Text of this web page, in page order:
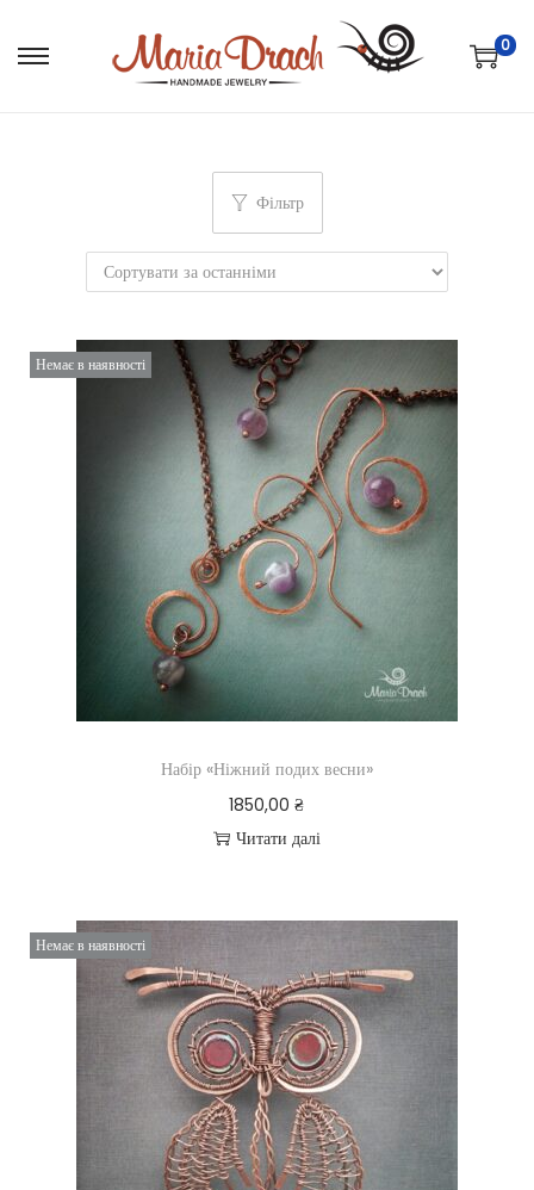
0
Фільтр
Немає в наявності
Набір «Ніжний подих весни»
1850,00₴
Читати далі
Немає в наявності